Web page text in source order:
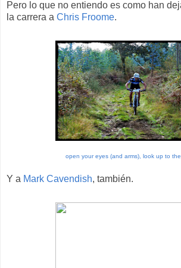
Pero lo que no entiendo es como han
la carrera a Chris Froome.
open your eyes (and arms), look up to
Y a Mark Cavendish, también.